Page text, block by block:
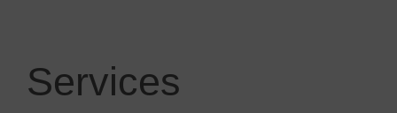
Services